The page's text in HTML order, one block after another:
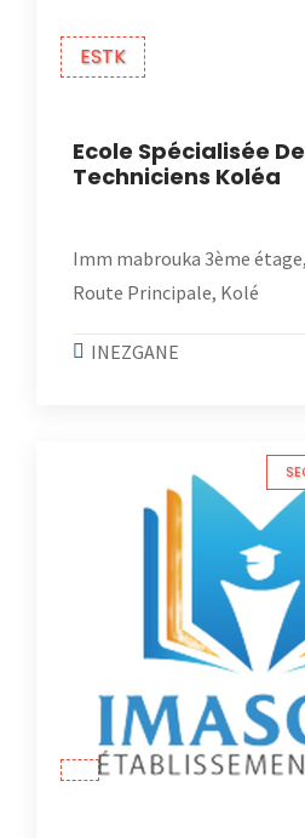
ESTK
Ecole Spécialisée
Techniciens Koléa
Imm mabrouka 3ème
Route Principale, Kolé
INEZGANE